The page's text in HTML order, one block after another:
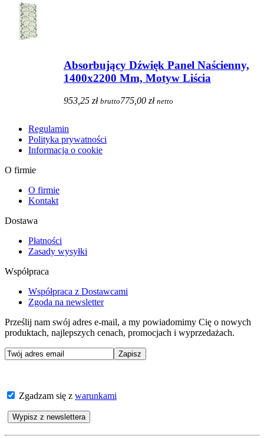
Absorbujący Dźwięk Panel Naścienny,
1400x2200 Mm, Motyw Liścia
953,25 zł brutto775,00 zł netto
Regulamin
Polityka prywatności
Informacja o cookie
O firmie
O firmie
Kontakt
Dostawa
Płatności
Zasady wysyłki
Współpraca
Współpraca z Dostawcami
Zgoda na newsletter
Prześlij nam swój adres e-mail, a my powiadomimy Cię o nowych
produktach, najlepszych cenach, promocjach i wyprzedażach.
Zgadzam się z warunkami